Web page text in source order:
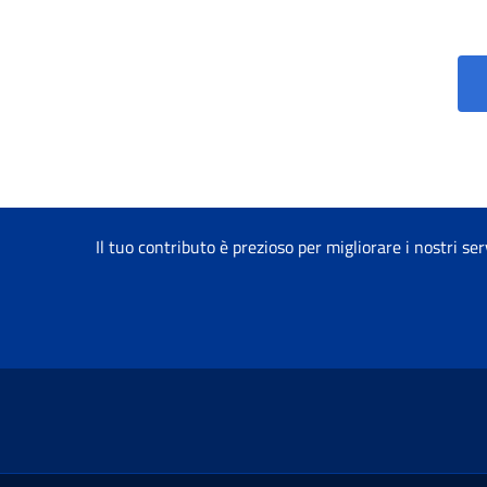
Il tuo contributo è prezioso per migliorare i nostri